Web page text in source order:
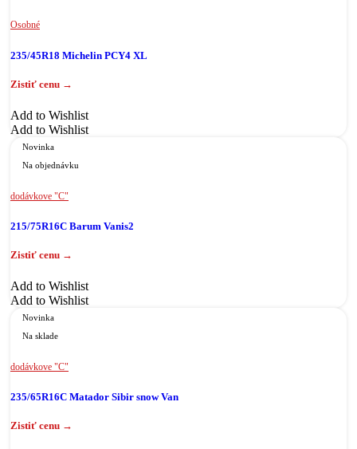
Osobné
235/45R18 Michelin PCY4 XL
Add to Wishlist
Add to Wishlist
Novinka
Na objednávku
dodávkove "C"
215/75R16C Barum Vanis2
Add to Wishlist
Add to Wishlist
Novinka
Na sklade
dodávkove "C"
235/65R16C Matador Sibir snow Van